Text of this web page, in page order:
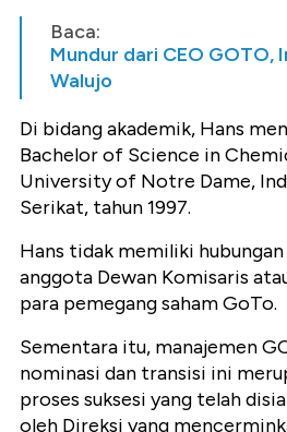
Baca:
Mundur dari CEO GOTO,
Walujo
Di bidang akademik, Hans
Bachelor of Science in
University of Notre Dame,
Serikat, tahun 1997.
Hans tidak memiliki
anggota Dewan Komisaris
para pemegang saham GoTo.
Sementara itu, manajemen
nominasi dan transisi ini
proses suksesi yang telah
oleh Direksi yang